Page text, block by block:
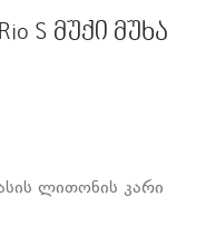
S მუქი მუხა
ლითონის კარი